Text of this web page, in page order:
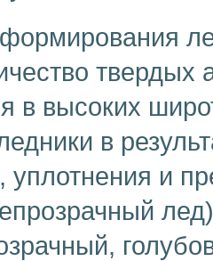
твердых
в высоких
в
уплотнения и